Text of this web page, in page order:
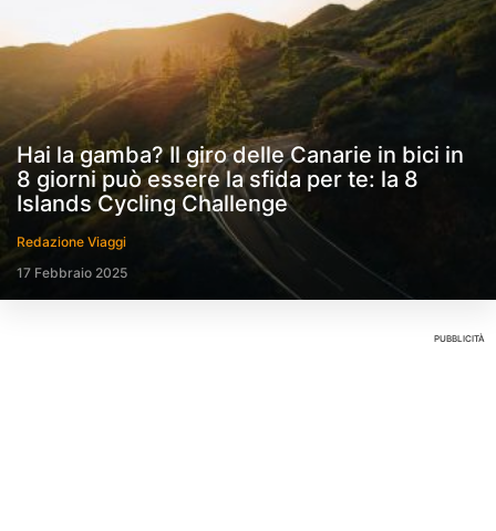
Hai la gamba? Il giro delle Canarie in bici in
8 giorni può essere la sfida per te: la 8
Islands Cycling Challenge
Redazione Viaggi
17 Febbraio 2025
PUBBLICITÀ